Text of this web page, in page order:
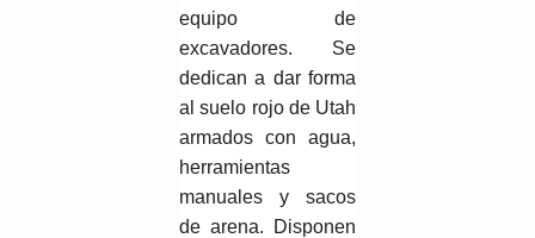
equipo de
excavadores. Se
dedican a dar forma
al suelo rojo de Utah
armados con agua,
herramientas
manuales y sacos
de arena. Disponen